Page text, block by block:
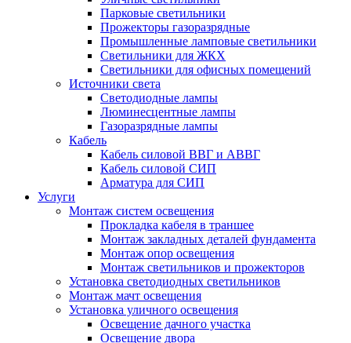
Парковые светильники
Прожекторы газоразрядные
Промышленные ламповые светильники
Светильники для ЖКХ
Светильники для офисных помещений
Источники света
Светодиодные лампы
Люминесцентные лампы
Газоразрядные лампы
Кабель
Кабель силовой ВВГ и АВВГ
Кабель силовой СИП
Арматура для СИП
Услуги
Монтаж систем освещения
Прокладка кабеля в траншее
Монтаж закладных деталей фундамента
Монтаж опор освещения
Монтаж светильников и прожекторов
Установка светодиодных светильников
Монтаж мачт освещения
Установка уличного освещения
Освещение дачного участка
Освещение двора